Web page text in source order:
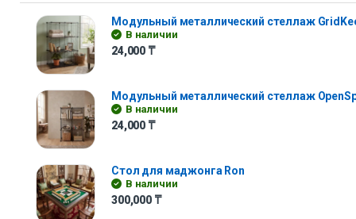
Модульный металлический стеллаж
В наличии
24,000 ₸
Модульный металлический стеллаж
В наличии
24,000 ₸
Стол для маджонга Ron
В наличии
300,000 ₸